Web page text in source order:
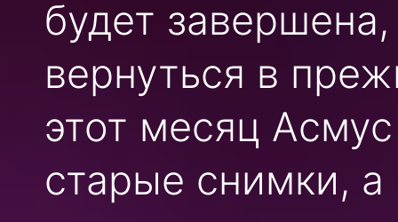
будет
вернуться в
этот месяц
старые снимки, а